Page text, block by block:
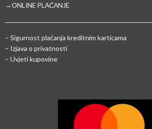
→ONLINE PLAĆANJE
– Sigurnost plaćanja kreditnim karticama
– Izjava o privatnosti
– Uvjeti kupovine